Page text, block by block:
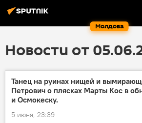
Молдова
Новости от
Танец на руинах нищей и
Петрович о плясках Марты Кос в
и Осмокеску.
5 июня, 23:39